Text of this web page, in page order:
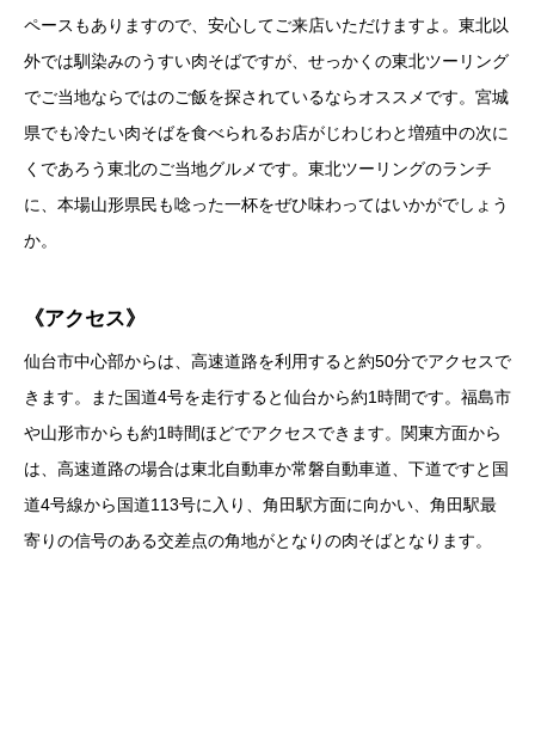
ペースもありますので、安心してご来店いただけますよ。東北以
外では馴染みのうすい肉そばですが、せっかくの東北ツーリング
でご当地ならではのご飯を探されているならオススメです。宮城
県でも冷たい肉そばを食べられるお店がじわじわと増殖中の次に
くであろう東北のご当地グルメです。東北ツーリングのランチ
に、本場山形県民も唸った一杯をぜひ味わってはいかがでしょう
か。
《アクセス》
仙台市中心部からは、高速道路を利用すると約50分でアクセスで
きます。また国道4号を走行すると仙台から約1時間です。福島市
や山形市からも約1時間ほどでアクセスできます。関東方面から
は、高速道路の場合は東北自動車か常磐自動車道、下道ですと国
道4号線から国道113号に入り、角田駅方面に向かい、角田駅最
寄りの信号のある交差点の角地がとなりの肉そばとなります。